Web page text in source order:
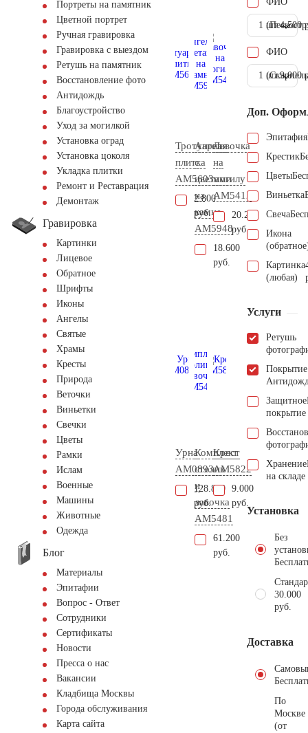
Портреты на памятник
Цветной портрет
Ручная гравировка
Гравировка с выездом
Ретушь на памятник
Восстановление фото
Антидождь
Благоустройство
Уход за могилкой
Установка оград
Установка цоколя
Укладка плитки
Ремонт и Реставрация
Демонтаж
Гравировка
Картинки
Лицевое
Обратное
Шрифты
Иконы
Ангелы
Святые
Храмы
Кресты
Природа
Веточки
Виньетки
Свечки
Цветы
Рамки
Ислам
Военные
Машины
Животные
Одежда
Блог
Материалы
Эпитафии
Вопрос - Ответ
Сотрудники
Сертификаты
Новости
Пресса о нас
Вакансии
Кладбища Москвы
Города обслуживания
Карта сайта
Тротуарная
плитка
AM5603
2.800
руб.
Ангел
с
цветами
на
камне
AM5948
18.600
руб.
Лавочка
на
могилу
AM5412
20.200
руб.
Урна
AM0893
128.800
руб.
Комплект
столик
и
лавочка
AM5481
61.200
руб.
Крест
AM5822
9.000
руб.
1 шт.4.500
ФИО
1 шт.9.000
Доп.
Эпитафия
Крестик
Цветы
Виньетка
Свеча
Икона
Картинка
(любая)
Услуги
Ретушь
Покрытие
Защитное
покрытие
Хранение
на складе
Установка
Без
30.000
руб.
Доставка
По
Москве
(от